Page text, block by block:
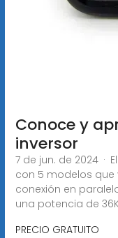
Conoce y
inversor
7 de jun. de 2024 ·
con 5 modelos que
conexión en
una potencia de
PRECIO GRATUITO